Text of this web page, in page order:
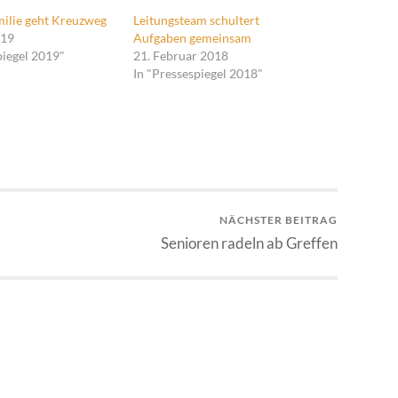
geht Kreuzweg
2019"
Leitungsteam schultert
Aufgaben gemeinsam
21. Februar 2018
In "Pressespiegel 2018"
NÄCHSTER BEITRAG
Senioren radeln ab Greffen